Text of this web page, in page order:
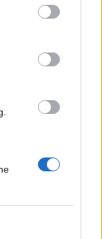
βάρδιας